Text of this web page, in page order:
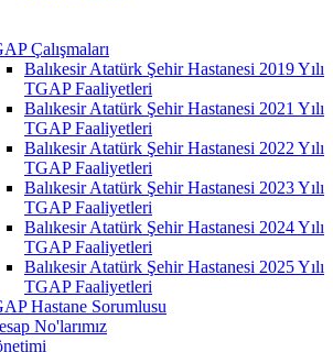
Çalışmaları
Balıkesir Atatürk Şehir Hastanesi 2019 Yılı
TGAP Faaliyetleri
Balıkesir Atatürk Şehir Hastanesi 2021 Yılı
TGAP Faaliyetleri
Balıkesir Atatürk Şehir Hastanesi 2022 Yılı
TGAP Faaliyetleri
Balıkesir Atatürk Şehir Hastanesi 2023 Yılı
TGAP Faaliyetleri
Balıkesir Atatürk Şehir Hastanesi 2024 Yılı
TGAP Faaliyetleri
Balıkesir Atatürk Şehir Hastanesi 2025 Yılı
TGAP Faaliyetleri
Hastane Sorumlusu
No'larımız